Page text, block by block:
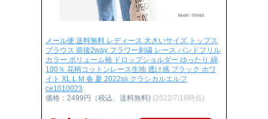
メール便 送料無料 レディース 大きいサイズ トップス
ブラウス 前後2way フラワー刺繍 レース バンドフリル
カラー ボリューム袖 ドロップショルダー ゆったり 綿
100％ 花柄コットンレース生地 透け感 ブラック ホワ
イト XL L M 春 夏 2022ss クラシカルエルフ
ce1010023
価格：2499円（税込、送料無料) (2022/7/18時点)